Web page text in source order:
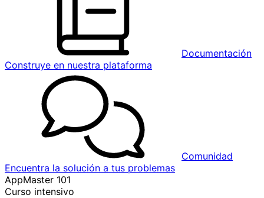
Documentación
Construye en nuestra plataforma
Comunidad
Encuentra la solución a tus problemas
AppMaster 101
Curso intensivo